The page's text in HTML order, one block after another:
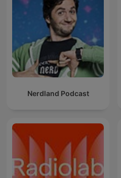
Nerdland Podcast